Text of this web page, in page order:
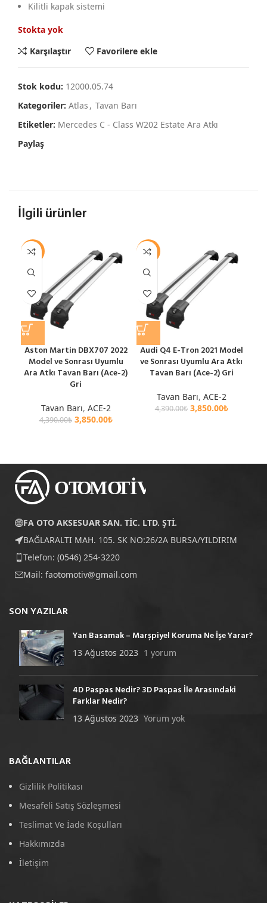
Kilitli kapak sistemi
Stokta yok
Karşılaştır
Favorilere ekle
Stok kodu: 12000.05.74
Kategoriler: Atlas , Tavan Barı
Etiketler: Mercedes C - Class W202 Estate Ara Atkı
Paylaş
İlgili ürünler
-12%
Aston Martin DBX707 2022
Model ve Sonrası Uyumlu
Ara Atkı Tavan Barı (Ace-2)
Gri
Tavan Barı, ACE-2
4,390.00₺ 3,850.00₺
-12%
Audi Q4 E-Tron 2021 Model
ve Sonrası Uyumlu Ara Atkı
Tavan Barı (Ace-2) Gri
Tavan Barı, ACE-2
4,390.00₺ 3,850.00₺
FA OTO AKSESUAR SAN. TİC. LTD. ŞTİ.
BAĞLARALTI MAH. 105. SK NO:26/2A BURSA/YILDIRIM
Telefon: (0546) 254-3220
Mail: faotomotiv@gmail.com
SON YAZILAR
Yan Basamak – Marşpiyel Koruma Ne İşe Yarar?
13 Ağustos 2023 1 yorum
4D Paspas Nedir? 3D Paspas İle Arasındaki
Farklar Nedir?
13 Ağustos 2023 Yorum yok
BAĞLANTILAR
Gizlilik Politikası
Mesafeli Satış Sözleşmesi
Teslimat Ve İade Koşulları
Hakkımızda
İletişim